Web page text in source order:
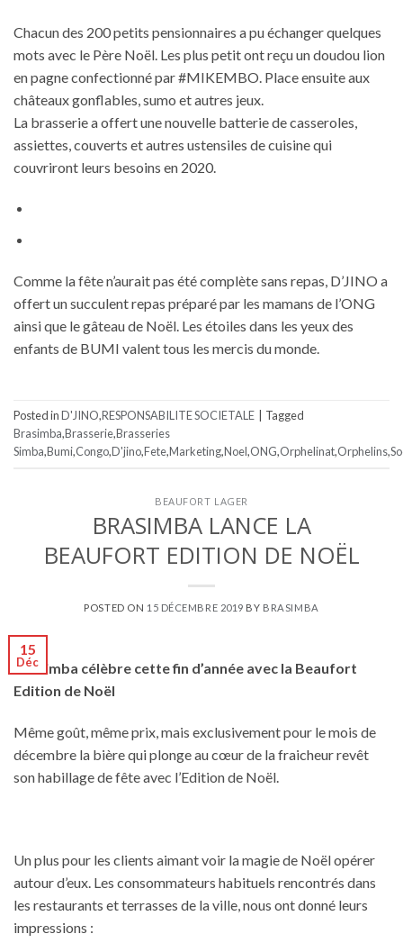
Chacun des 200 petits pensionnaires a pu échanger quelques
mots avec le Père Noël. Les plus petit ont reçu un doudou lion
en pagne confectionné par #MIKEMBO. Place ensuite aux
châteaux gonflables, sumo et autres jeux.
La brasserie a offert une nouvelle batterie de casseroles,
assiettes, couverts et autres ustensiles de cuisine qui
couvriront leurs besoins en 2020.
Comme la fête n’aurait pas été complète sans repas, D’JINO a
offert un succulent repas préparé par les mamans de l’ONG
ainsi que le gâteau de Noël. Les étoiles dans les yeux des
enfants de BUMI valent tous les mercis du monde.
Posted inD'JINO,RESPONSABILITE SOCIETALE
Tagged
Brasimba,Brasserie,Brasseries
Simba,Bumi,Congo,D'jino,Fete,Marketing,Noel,ONG,Orphelinat,Orphelins,
BEAUFORT LAGER
BRASIMBA LANCE LA
BEAUFORT EDITION DE NOËL
POSTED ON 15 DÉCEMBRE 2019 BY BRASIMBA
15
Déc
Brasimba célèbre cette fin d’année avec la Beaufort
Edition de Noël
Même goût, même prix, mais exclusivement pour le mois de
décembre la bière qui plonge au cœur de la fraicheur revêt
son habillage de fête avec l’Edition de Noël.
Un plus pour les clients aimant voir la magie de Noël opérer
autour d’eux. Les consommateurs habituels rencontrés dans
les restaurants et terrasses de la ville, nous ont donné leurs
impressions :